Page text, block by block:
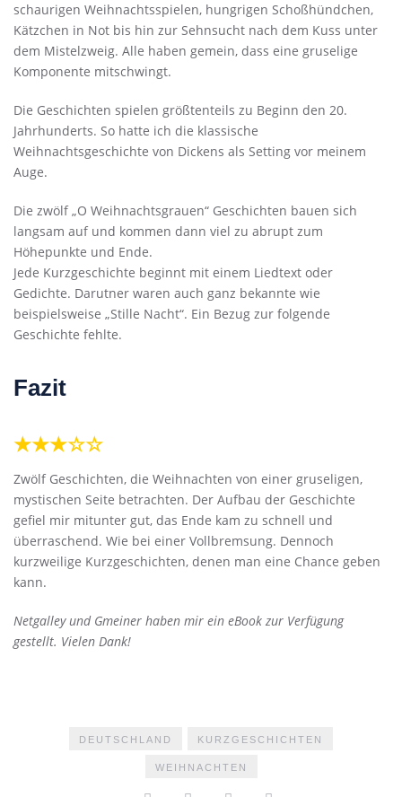
schaurigen Weihnachtsspielen, hungrigen Schoßhündchen,
Kätzchen in Not bis hin zur Sehnsucht nach dem Kuss unter
dem Mistelzweig. Alle haben gemein, dass eine gruselige
Komponente mitschwingt.
Die Geschichten spielen größtenteils zu Beginn den 20.
Jahrhunderts. So hatte ich die klassische
Weihnachtsgeschichte von Dickens als Setting vor meinem
Auge.
Die zwölf „O Weihnachtsgrauen“ Geschichten bauen sich
langsam auf und kommen dann viel zu abrupt zum
Höhepunkte und Ende.
Jede Kurzgeschichte beginnt mit einem Liedtext oder
Gedichte. Darutner waren auch ganz bekannte wie
beispielsweise „Stille Nacht“. Ein Bezug zur folgende
Geschichte fehlte.
Fazit
★★★☆☆
Zwölf Geschichten, die Weihnachten von einer gruseligen,
mystischen Seite betrachten. Der Aufbau der Geschichte
gefiel mir mitunter gut, das Ende kam zu schnell und
überraschend. Wie bei einer Vollbremsung. Dennoch
kurzweilige Kurzgeschichten, denen man eine Chance geben
kann.
Netgalley und Gmeiner haben mir ein eBook zur Verfügung
gestellt. Vielen Dank!
DEUTSCHLAND KURZGESCHICHTEN
WEIHNACHTEN